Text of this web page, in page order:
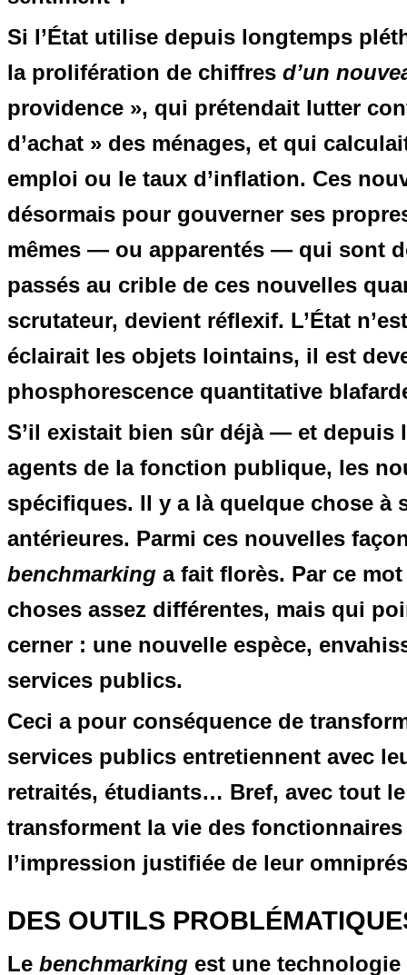
Si l’État utilise depuis longtemps
la prolifération de chiffres d’un
providence », qui prétendait lutter
d’achat » des ménages, et qui
emploi ou le taux d’inflation. Ces
désormais pour gouverner ses
mêmes — ou apparentés — qui sont
passés au crible de ces nouvelles
scrutateur, devient réflexif. L’État
éclairait les objets lointains, il est
phosphorescence quantitative
S’il existait bien sûr déjà — et
agents de la fonction publique, les
spécifiques. Il y a là quelque chose à
antérieures. Parmi ces nouvelles
benchmarking a fait florès. Par ce
choses assez différentes, mais qui
cerner : une nouvelle espèce,
services publics.
Ceci a pour conséquence de
services publics entretiennent avec
retraités, étudiants… Bref, avec tout
transforment la vie des
l’impression justifiée de leur
DES OUTILS
Le benchmarking est une